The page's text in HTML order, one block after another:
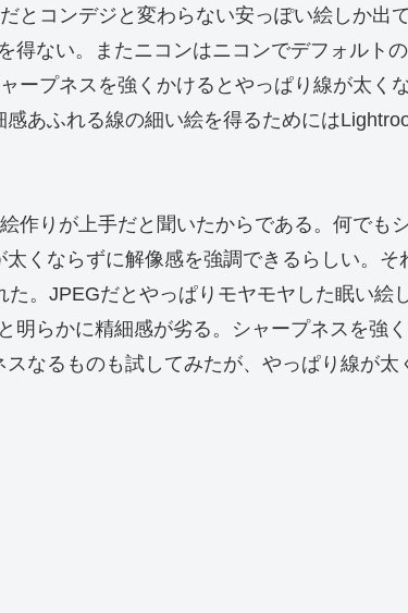
とコンデジと変わらない安っぽい絵しか出て
得ない。またニコンはニコンでデフォルトの
ープネスを強くかけるとやっぱり線が太く
あふれる線の細い絵を得るためには
作りが上手だと聞いたからである。何でも
くならずに解像感を強調できるらしい。そ
。JPEGだとやっぱりモヤモヤした眠い絵
明らかに精細感が劣る。シャープネスを強
なるものも試してみたが、やっぱり線が太